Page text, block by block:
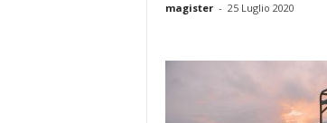
magister - 25 Luglio 2020